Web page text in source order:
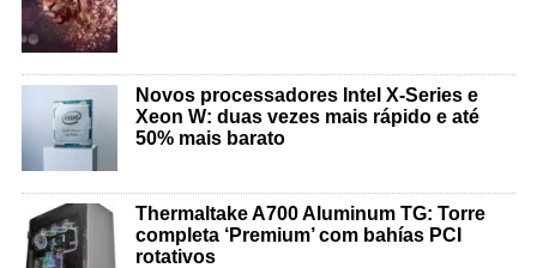
Novos processadores Intel X-Series e
Xeon W: duas vezes mais rápido e até
50% mais barato
Thermaltake A700 Aluminum TG: Torre
completa ‘Premium’ com bahías PCI
rotativos